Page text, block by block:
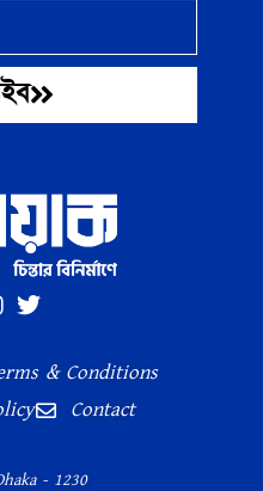
& Conditions
Contact
- 1230